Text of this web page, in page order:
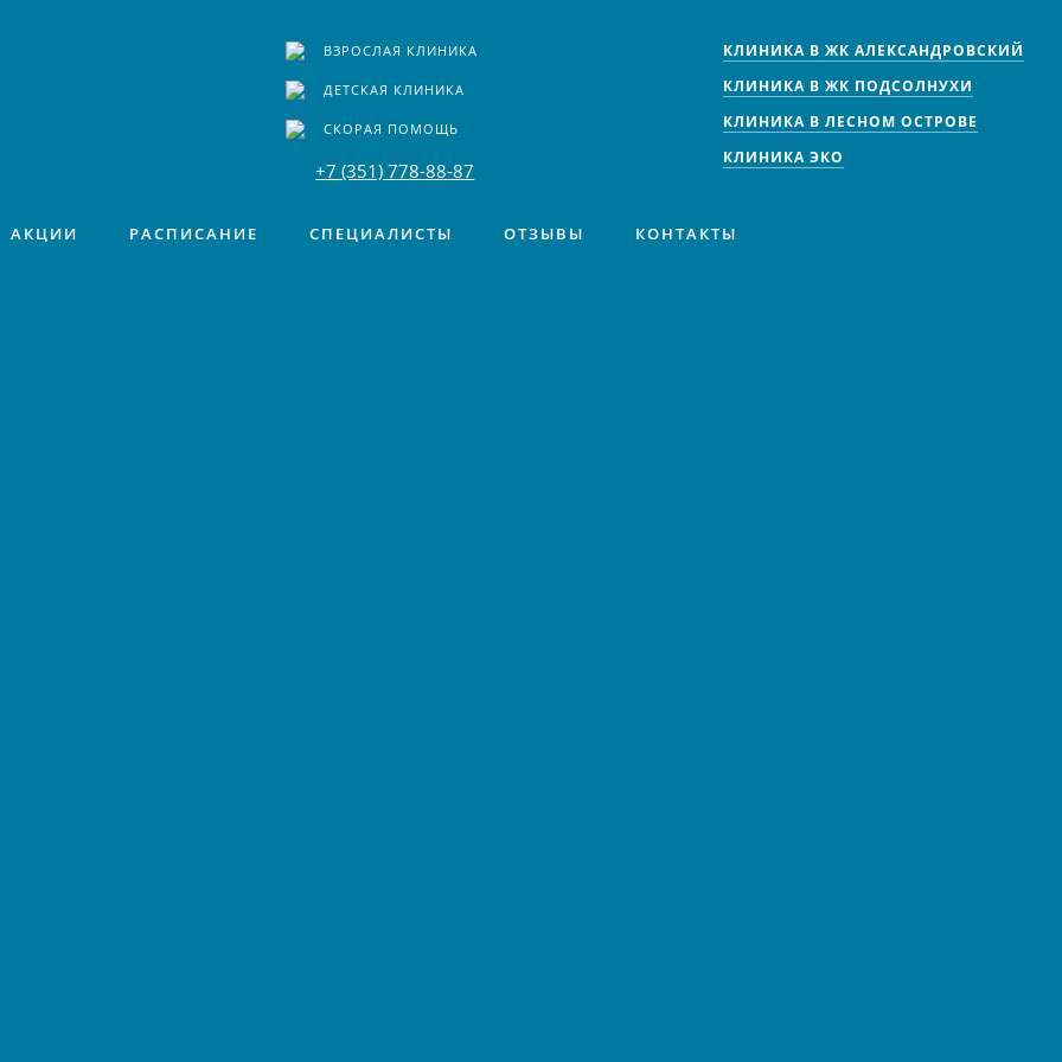
ВЗРОСЛАЯ КЛИНИКА
ДЕТСКАЯ КЛИНИКА
СКОРАЯ ПОМОЩЬ
+7 (351) 778-88-87
КЛИНИКА В ЖК АЛЕКСАНДРОВСКИЙ
КЛИНИКА В ЖК ПОДСОЛНУХИ
КЛИНИКА В ЛЕСНОМ ОСТРОВЕ
КЛИНИКА ЭКО
АКЦИИ РАСПИСАНИЕ СПЕЦИАЛИСТЫ ОТЗЫВЫ КОНТАКТЫ